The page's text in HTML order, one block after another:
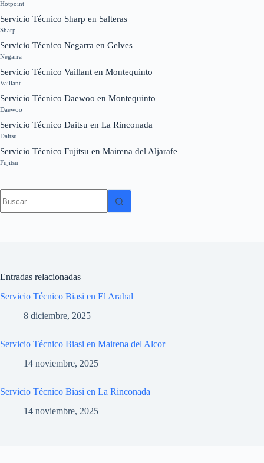
Hotpoint
Servicio Técnico Sharp en Salteras
Sharp
Servicio Técnico Negarra en Gelves
Negarra
Servicio Técnico Vaillant en Montequinto
Vaillant
Servicio Técnico Daewoo en Montequinto
Daewoo
Servicio Técnico Daitsu en La Rinconada
Daitsu
Servicio Técnico Fujitsu en Mairena del Aljarafe
Fujitsu
resultados
Entradas relacionadas
Servicio Técnico Biasi en El Arahal
8 diciembre, 2025
Servicio Técnico Biasi en Mairena del Alcor
14 noviembre, 2025
Servicio Técnico Biasi en La Rinconada
14 noviembre, 2025